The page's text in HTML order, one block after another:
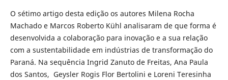
O sétimo artigo desta edição os autores Milena Rocha
Machado e Marcos Roberto Kühl analisaram de que forma é
desenvolvida a colaboração para inovação e a sua relação
com a sustentabilidade em indústrias de transformação do
Paraná. Na sequência Ingrid Zanuto de Freitas, Ana Paula
dos Santos, Geysler Rogis Flor Bertolini e Loreni Teresinha